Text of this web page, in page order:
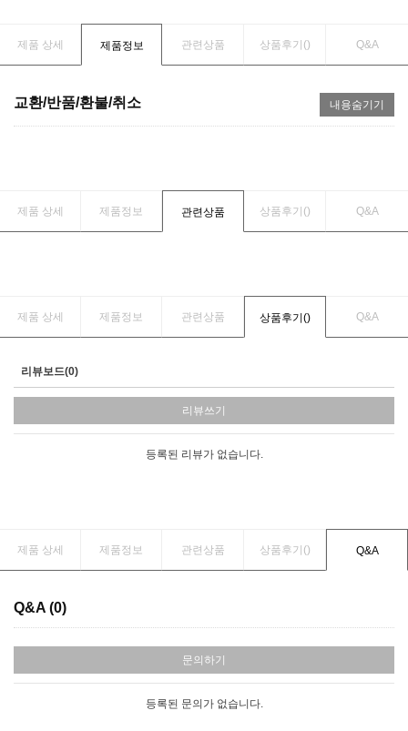
제품 상세 제품정보 관련상품 상품후기() Q&A
교환/반품/환불/취소 내용숨기기
제품 상세 제품정보 관련상품 상품후기() Q&A
제품 상세 제품정보 관련상품 상품후기() Q&A
리뷰보드(0)
리뷰쓰기
등록된 리뷰가 없습니다.
제품 상세 제품정보 관련상품 상품후기() Q&A
Q&A (0)
문의하기
등록된 문의가 없습니다.